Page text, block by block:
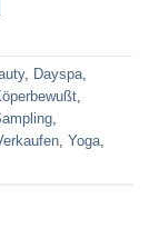
, Dayspa,
,
,
, Yoga,